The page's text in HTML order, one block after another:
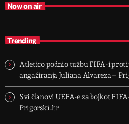
Now on air
Trending
Atletico podnio tužbu FIFA-i
angažiranja Juliana Alvareza –
Svi članovi UEFA-e za bojkot
Prigorski.hr